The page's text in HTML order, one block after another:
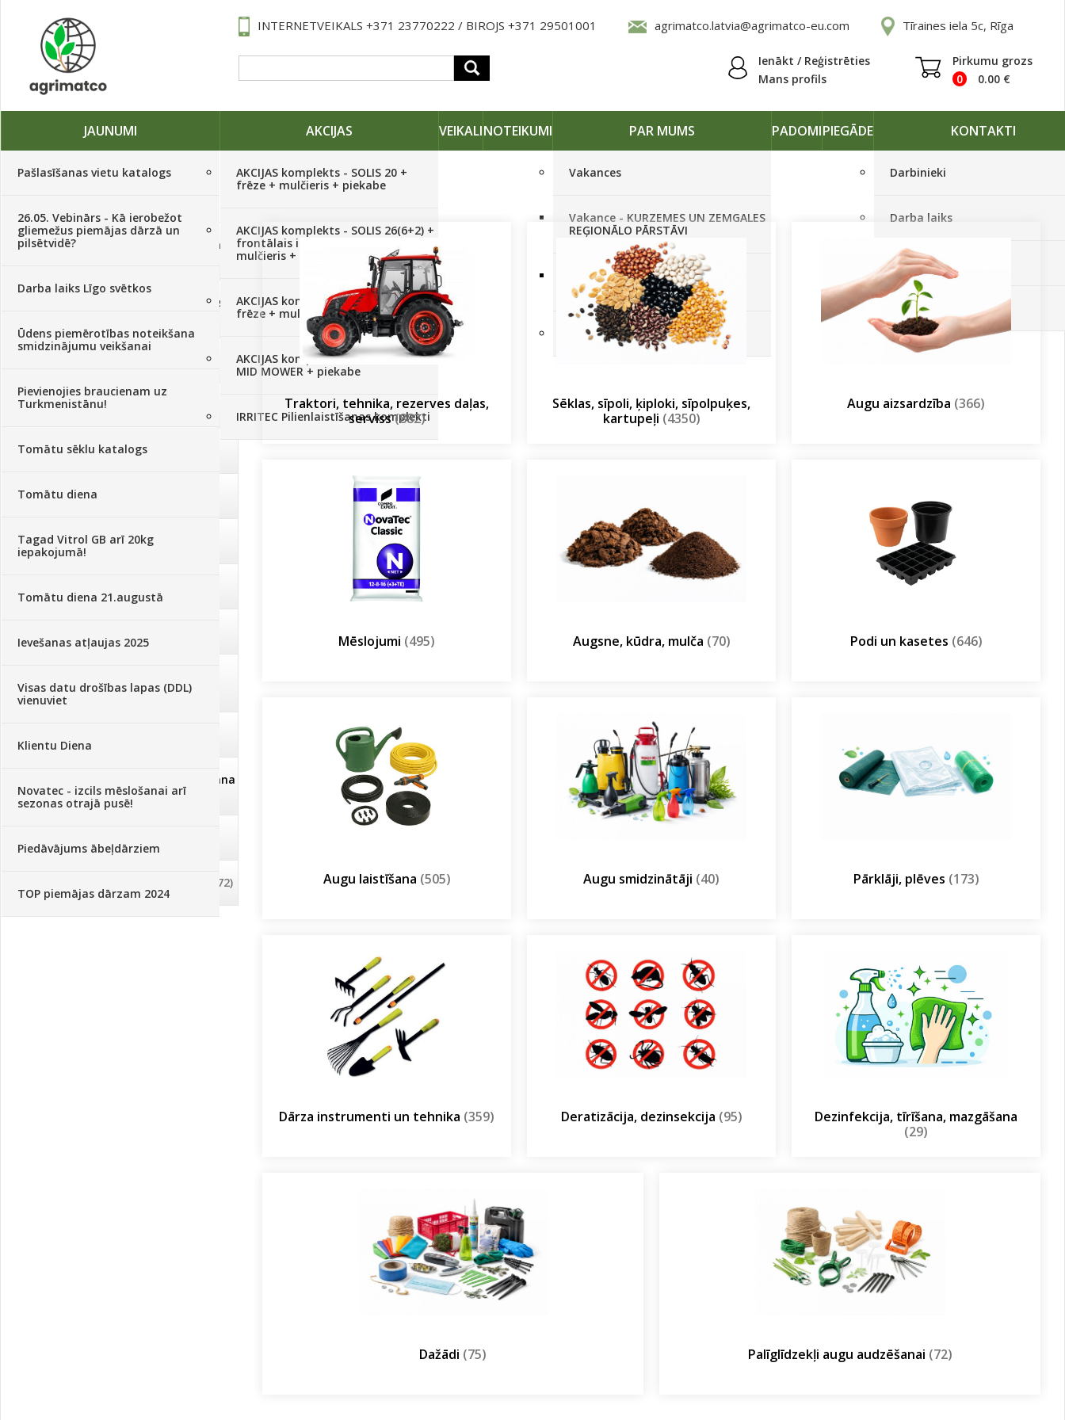
INTERNETVEIKALS +371 23770222 / BIROJS +371 29501001 agrimatco.latvia@agrimatco-eu.com Tīraines iela 5c, Rīga
Ienākt / Reģistrēties
Mans profils
Pirkumu grozs
0
0.00 €
JAUNUMI
Pašlasīšanas vietu katalogs
26.05. Vebinārs - Kā ierobežot
gliemežus piemājas dārzā un
pilsētvidē?
Darba laiks Līgo svētkos
Ūdens piemērotības noteikšana
smidzinājumu veikšanai
Pievienojies braucienam uz
Turkmenistānu!
Tomātu sēklu katalogs
Tomātu diena
Tagad Vitrol GB arī 20kg
iepakojumā!
Tomātu diena 21.augustā
Ievešanas atļaujas 2025
Visas datu drošības lapas (DDL)
vienuviet
Klientu Diena
Novatec - izcils mēslošanai arī
sezonas otrajā pusē!
Piedāvājums ābeļdārziem
TOP piemājas dārzam 2024
AKCIJAS
AKCIJAS komplekts - SOLIS 20 +
frēze + mulčieris + piekabe
AKCIJAS komplekts - SOLIS 26(6+2) +
frontālais iekrāvējs + frēze +
mulčieris + piekabe
AKCIJAS komplekts - SOLIS 26 HST +
frēze + mulčieris
AKCIJAS komplekts - SOLIS 26 HST +
MID MOWER + piekabe
IRRITEC Pilienlaistīšanas komplekti
VEIKALINOTEIKUMI PAR MUMS
Vakances
Vakance - KURZEMES UN ZEMGALES
REĢIONĀLO PĀRSTĀVI
Vakance - NOLIKTAVAS
STRĀDNIEKU VEIKALĀ RĪGĀ
Pieteikties jaunumiem
PADOMIPIEGĀDE KONTAKTI
Darbinieki
Darba laiks
Rekvizīti
Piegādes grafiki
Traktori, tehnika, rezerves daļas,
Sēklas, sīpoli, ķiploki, sīpolpuķes,
Mēslojumi(495)
Augsne, kūdra, mulča
Podi un kasetes
Augu laistīšana(505)
(359)
Dezinfekcija, tīrīšana, mazgāšana
(29)
(72)
Traktori, tehnika, rezerves daļas,
serviss(882)
Sēklas, sīpoli, ķiploki, sīpolpuķes,
kartupeļi (4350)
Augu aizsardzība (366)
Mēslojumi (495) Augsne, kūdra, mulča (70) Podi un kasetes (646)
Augu laistīšana (505) Augu smidzinātāji (40) Pārklāji, plēves (173)
Dārza instrumenti un tehnika (359) Deratizācija, dezinsekcija (95)
Dezinfekcija, tīrīšana, mazgāšana
(29)
Dažādi (75) Palīglīdzekļi augu audzēšanai (72)